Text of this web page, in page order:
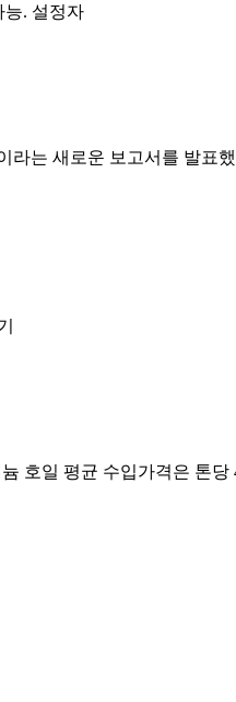
능. 설정자
는 새로운 보고서를 발
호일 평균 수입가격은 톤